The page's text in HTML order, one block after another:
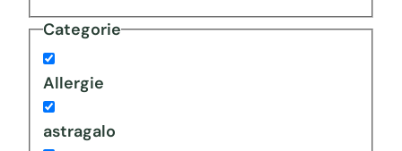
Categorie
Allergie
astragalo